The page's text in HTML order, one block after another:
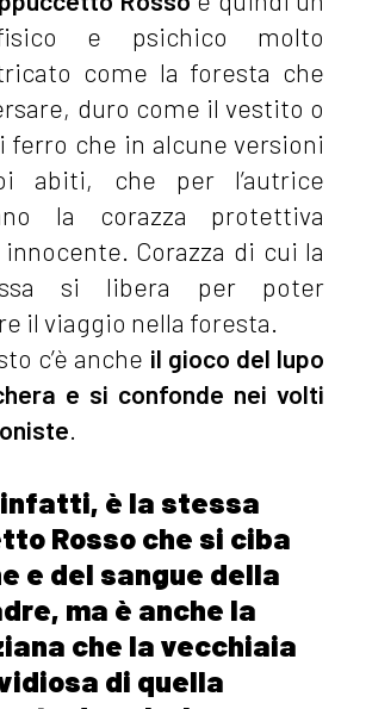
e psichico molto
come la foresta che
duro come il vestito o
ferro che in alcune versioni
abiti, che per l’autrice
la corazza protettiva
innocente. Corazza di cui la
si libera per poter
il viaggio nella foresta.
c’è anche il gioco del lupo
e si confonde nei volti
.
è la stessa
Rosso che si ciba
e del sangue della
ma è anche la
che la vecchiaia
di quella